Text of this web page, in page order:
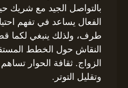
بالتواصل الجيد مع شريك
الفعال يساعد في تفهم
طرف، ولذلك ينبغي لكما
النقاش حول الخطط
الزواج. ثقافة الحوار
وتقليل التوتر.